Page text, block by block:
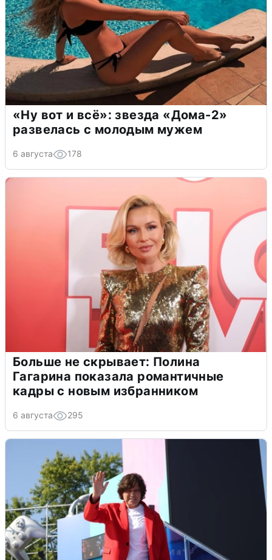
«Ну вот и всё»: звезда «Дома-2»
развелась с молодым мужем
6 августа 178
Больше не скрывает: Полина
Гагарина показала романтичные
кадры с новым избранником
6 августа 295